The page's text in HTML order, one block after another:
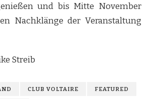
und bis Mitte November
Nachklänge der Veranstaltung
Streib
CLUB VOLTAIRE FEATURED